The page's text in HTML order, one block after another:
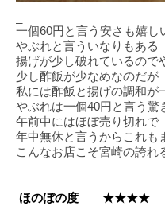
一個60円と言う安さも嬉し
やぶれと言ういなりもある
揚げが少し破れているので
少し酢飯が少なめなのだが
私には酢飯と揚げの調和が
やぶれは一個40円と言う驚
午前中にはほぼ売り切れで
年中無休と言うからこれも
こんなお店こそ宮崎の誇れ
ほのぼの度 ★★★★